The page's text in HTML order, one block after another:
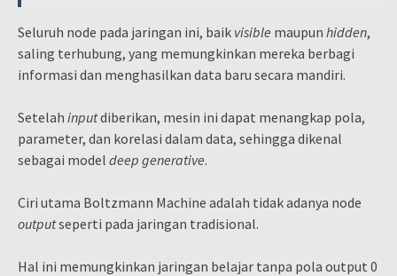
Seluruh node pada jaringan ini, baik visible maupun hidden,
saling terhubung, yang memungkinkan mereka berbagi
informasi dan menghasilkan data baru secara mandiri.
Setelah inputdiberikan, mesin ini dapat menangkap pola,
parameter, dan korelasi dalam data, sehingga dikenal
sebagai model deep generative.
Ciri utama Boltzmann Machine adalah tidak adanya node
outputseperti pada jaringan tradisional.
Hal ini memungkinkan jaringan belajar tanpa pola output 0